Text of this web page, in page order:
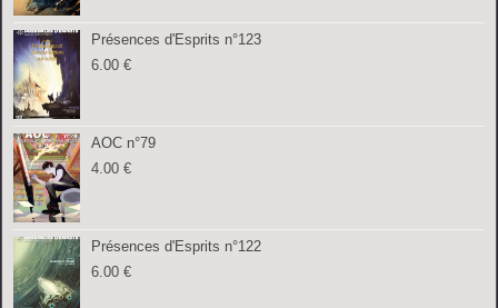
Présences d'Esprits n°123
6.00€
AOC n°79
4.00€
Présences d'Esprits n°122
6.00€